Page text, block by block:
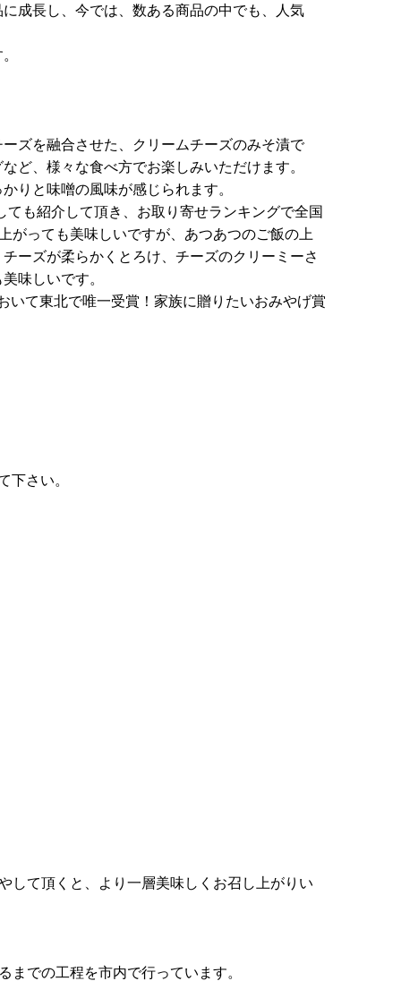
成長し、今では、数ある商品の中でも、人気
ズを融合させた、クリームチーズのみそ漬で
ど、様々な食べ方でお楽しみいただけます。
りと味噌の風味が感じられます。
も紹介して頂き、お取り寄せランキングで全国
がっても美味しいですが、あつあつのご飯の上
ーズが柔らかくとろけ、チーズのクリーミーさ
味しいです。
いて東北で唯一受賞！家族に贈りたいおみやげ賞
さい。
して頂くと、より一層美味しくお召し上がりい
での工程を市内で行っています。